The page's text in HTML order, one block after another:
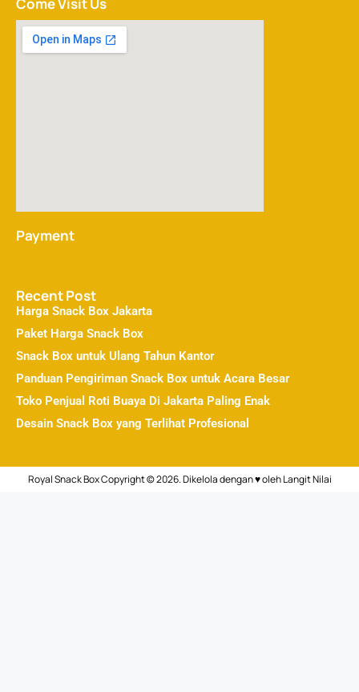
Payment
Recent Post
Harga Snack Box Jakarta
Paket Harga Snack Box
Snack Box untuk Ulang Tahun Kantor
Panduan Pengiriman Snack Box untuk Acara Besar
Toko Penjual Roti Buaya Di Jakarta Paling Enak
Desain Snack Box yang Terlihat Profesional
Royal Snack Box Copyright © 2026. Dikelola dengan ♥ olehLangit Nilai